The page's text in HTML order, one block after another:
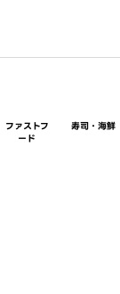
ファストフ
ード
寿司・海鮮